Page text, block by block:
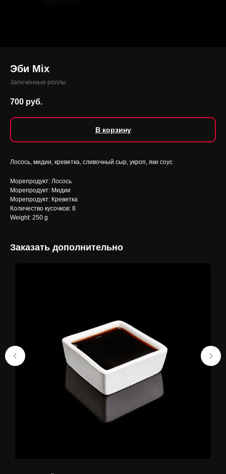
Эби Mix
Запечённые роллы
700 руб.
В корзину
Лосось, мидии, креветка, сливочный сыр, укроп, яки соус
Морепродукт: Лосось
Морепродукт: Мидии
Морепродукт: Креветка
Количество кусочков: 8
Weight: 250 g
Заказать дополнительно